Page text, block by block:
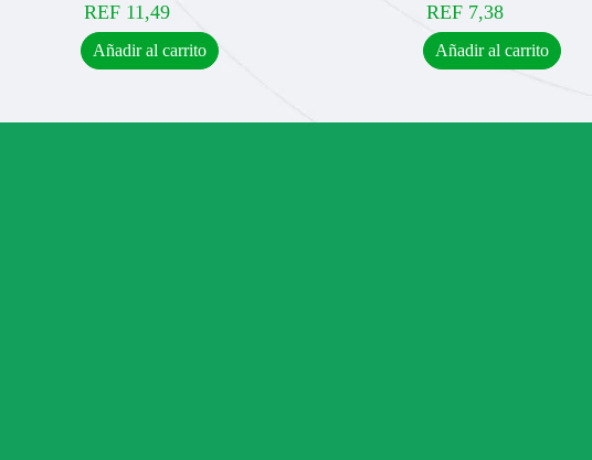
REF 11,49
Añadir al carrito
REF 7,38
Añadir al carrito